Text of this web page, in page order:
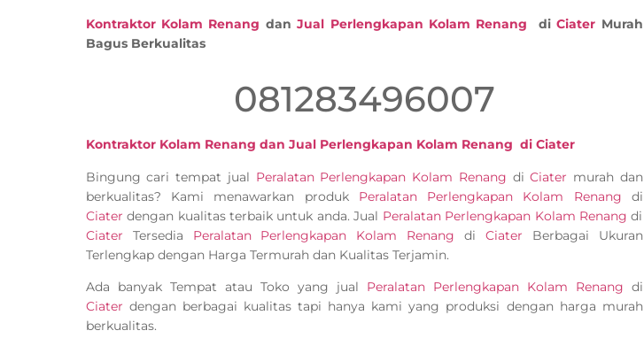
Kontraktor Kolam Renang danJual Perlengkapan Kolam Renang diCiater Murah
Bagus Berkualitas
081283496007
Kontraktor Kolam Renang dan Jual Perlengkapan Kolam Renang di Ciater
Bingung cari tempat jual Peralatan Perlengkapan Kolam Renang diCiater murah dan
berkualitas? Kami menawarkan produk Peralatan Perlengkapan Kolam Renang di
Ciater dengan kualitas terbaik untuk anda. Jual Peralatan Perlengkapan Kolam Renang di
Ciater Tersedia Peralatan Perlengkapan Kolam Renang di Ciater Berbagai Ukuran
Terlengkap dengan Harga Termurah dan Kualitas Terjamin.
Ada banyak Tempat atau Toko yang jual Peralatan Perlengkapan Kolam Renang di
Ciater dengan berbagai kualitas tapi hanya kami yang produksi dengan harga murah
berkualitas.